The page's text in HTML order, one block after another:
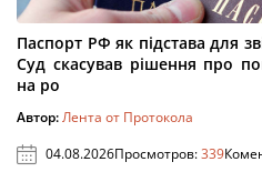
Паспорт РФ як підстава для
Суд скасував рішення про
на ро
Автор:Лента от Протокола
04.08.2026Просмотров:339